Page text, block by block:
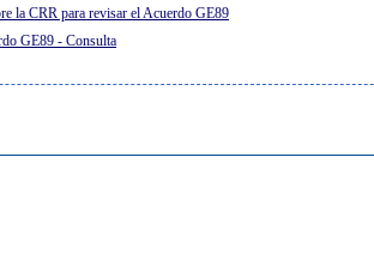
la CRR para revisar el Acuerdo GE89
GE89 - Consulta